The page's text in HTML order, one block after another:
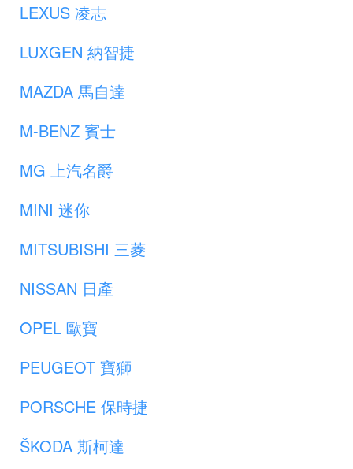
LEXUS 凌志
LUXGEN 納智捷
MAZDA 馬自達
M-BENZ 賓士
MG 上汽名爵
MINI 迷你
MITSUBISHI 三菱
NISSAN 日產
OPEL 歐寶
PEUGEOT 寶獅
PORSCHE 保時捷
ŠKODA 斯柯達